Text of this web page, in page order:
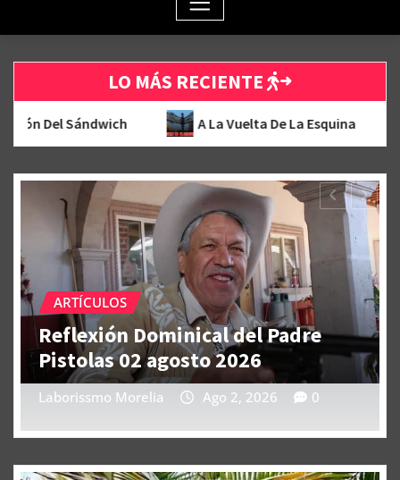
LO MÁS RECIENTE
De La Esquina Reflexión Dominical del Padre
ARTÍCULOS
Tópicos
Humanos
Laborissmo Morelia